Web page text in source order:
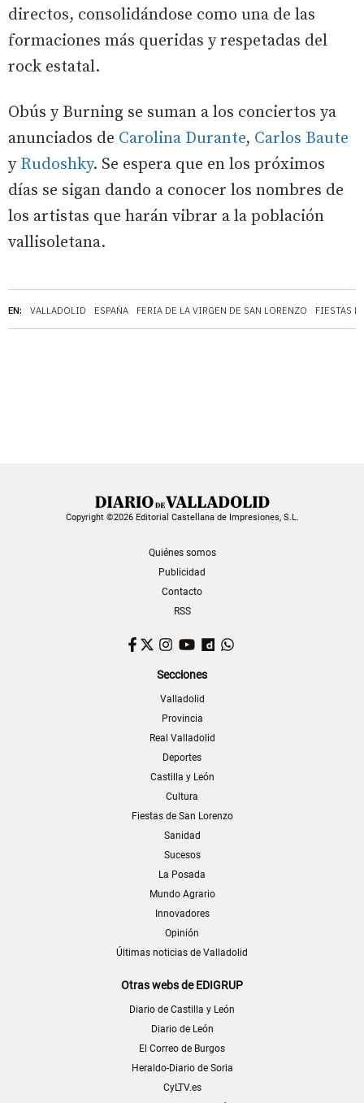
EN: VALLADOLID ESPAÑA FERIA DE LA VIRGEN DE SAN LORENZO FIESTAS
directos, consolidándose como una de las
formaciones más queridas y respetadas del
rock estatal.
Obús y Burning se suman a los conciertos ya
anunciados de Carolina Durante, Carlos Baute
y Rudoshky. Se espera que en los próximos
días se sigan dando a conocer los nombres de
los artistas que harán vibrar a la población
vallisoletana.
Copyright ©2026 Editorial Castellana de Impresiones, S.L.
Quiénes somos
Publicidad
Contacto
RSS
Facebook
TwitterInstagram
YouTubeDailymotion
Secciones
Valladolid
Provincia
Real Valladolid
Deportes
Castilla y León
Cultura
Fiestas de San Lorenzo
Sanidad
Sucesos
La Posada
Mundo Agrario
Innovadores
Opinión
Últimas noticias de Valladolid
Otras webs de EDIGRUP
Diario de Castilla y León
Diario de León
El Correo de Burgos
Heraldo-Diario de Soria
CyLTV.es